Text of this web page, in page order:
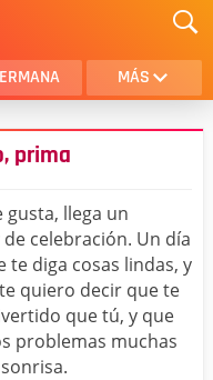
MÁS
AMOR
HIJA
HIJO
ESPOSO
HOMBRE
prima
gusta, llega un
celebración. Un día
te diga cosas lindas, y
quiero decir que te
que tú, y que
problemas muchas